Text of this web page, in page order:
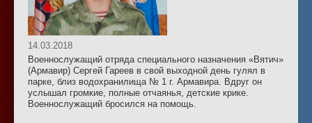
14.03.2018
Военнослужащий отряда специального назначения «Вятич»
(Армавир) Сергей Гареев в свой выходной день гулял в
парке, близ водохранилища № 1 г. Армавира. Вдруг он
услышал громкие, полные отчаянья, детские крике.
Военнослужащий бросился на помощь.